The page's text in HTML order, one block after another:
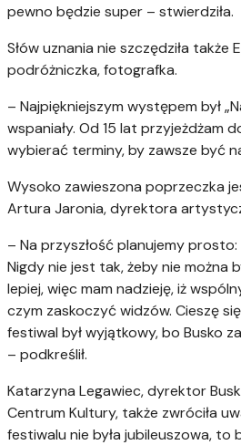
pewno będzie super – stwierdziła.
Słów uznania nie szczędziła także
podróżniczka, fotografka.
– Najpiękniejszym występem był
wspaniały. Od 15 lat przyjeżdżam
wybierać terminy, by zawsze być
Wysoko zawieszona poprzeczka
Artura Jaronia, dyrektora
– Na przyszłość planujemy
Nigdy nie jest tak, żeby nie można
lepiej, więc mam nadzieję, iż
czym zaskoczyć widzów. Cieszę
festiwal był wyjątkowy, bo Busko
– podkreślił.
Katarzyna Legawiec, dyrektor
Centrum Kultury, także zwróciła
festiwalu nie była jubileuszowa, to